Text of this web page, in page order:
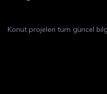
Konut projeleri tüm güncel